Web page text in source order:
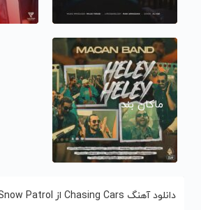
ماکان بند
دانلود آهنگ Chasing Cars از Snow Patrol اسنو پاترول